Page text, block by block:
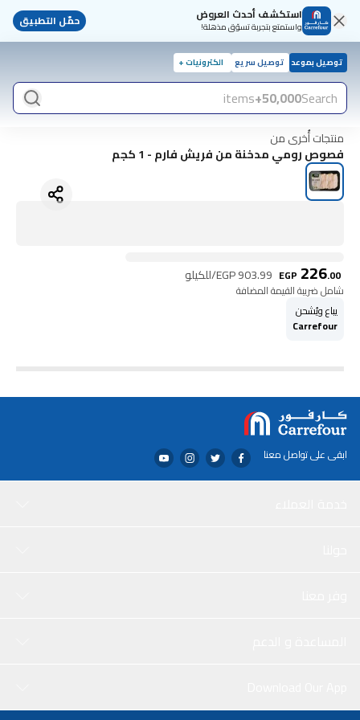
استكشف أحدث العروض
واستمتع بتجربة تسوّق مذهلة! حمّل التطبيق
توصيل بموعد توصيل سريع الكترونيات +
Search
50,000+
items
منتجات أُخرى من
فصوص رومي مدخنة من فريش فارم - 1 كجم
EGP 226.00
EGP903.99 /للكيلو
شامل ضريبة القيمة المضافة
يباع ويُشحن
Carrefour
ابقى على تواصل معنا